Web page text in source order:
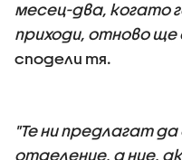
месец-два, когато
приходи, отново
сподели тя.
"Те ни предлагат
отделение, а ние,